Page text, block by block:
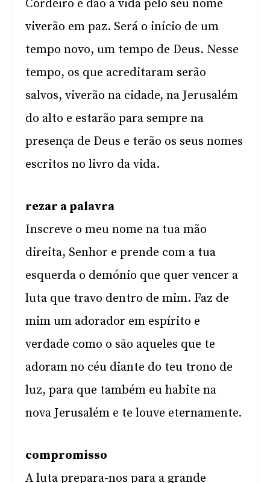
Cordeiro e dão a vida pelo seu nome
viverão em paz. Será o início de um
tempo novo, um tempo de Deus. Nesse
tempo, os que acreditaram serão
salvos, viverão na cidade, na Jerusalém
do alto e estarão para sempre na
presença de Deus e terão os seus nomes
escritos no livro da vida.
rezar a palavra
Inscreve o meu nome na tua mão
direita, Senhor e prende com a tua
esquerda o demónio que quer vencer a
luta que travo dentro de mim. Faz de
mim um adorador em espírito e
verdade como o são aqueles que te
adoram no céu diante do teu trono de
luz, para que também eu habite na
nova Jerusalém e te louve eternamente.
compromisso
A luta prepara-nos para a grande